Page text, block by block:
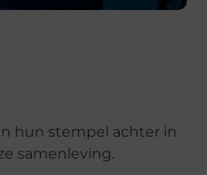
hun stempel achter in
samenleving.